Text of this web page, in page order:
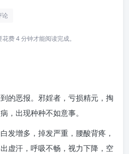
论
费 4 分钟才能阅读完成。
的恶报。邪婬者，亏损精元，掏
，出现种种不如意事。
发增多，掉发严重，腰酸背疼，
虚汗，呼吸不畅，视力下降，空